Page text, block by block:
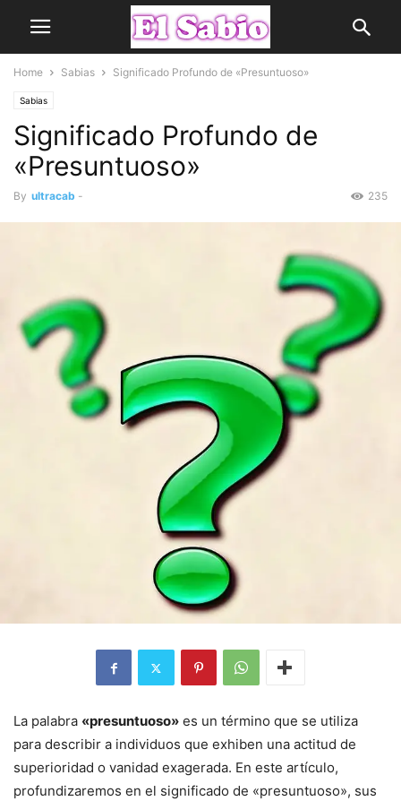
Home Sabias Significado Profundo de «Presuntuoso»
Sabias
Significado Profundo de
«Presuntuoso»
By ultracab - 235
La palabra «presuntuoso» es un término que se utiliza
para describir a individuos que exhiben una actitud de
superioridad o vanidad exagerada. En este artículo,
profundizaremos en el significado de «presuntuoso», sus